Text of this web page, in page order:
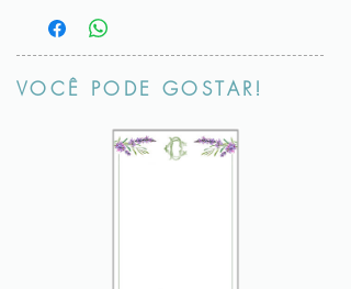
mamadeiras, copos, tupperware, potes, DVDs,
As instruções de como aplicar vão junto com o
produto. Mas são bem fáceis!
VOCÊ PODE GOSTAR!